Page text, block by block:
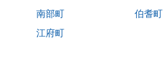
南部町 伯耆町
江府町